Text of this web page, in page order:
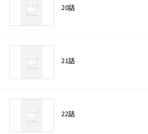
20話
21話
22話